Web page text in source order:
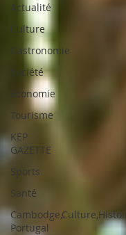
Actualité
Culture
Gastronomie
Société
Economie
Tourisme
KEP
GAZETTE
Sports
Santé
Portugal